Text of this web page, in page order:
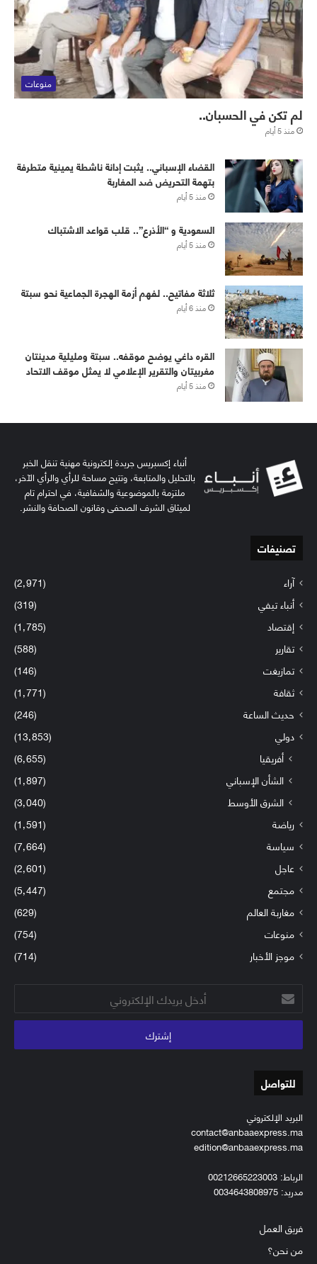
منوعات
لم تكن في الحسبان..
منذ 5 أيام
القضاء الإسباني.. يثبت إدانة ناشطة يمينية متطرفة
بتهمة التحريض ضد المغاربة
منذ 5 أيام
‏⁧‫السعودية‬⁩ و “الأذرع”.. قلب قواعد الاشتباك
منذ 5 أيام
ثلاثة مفاتيح.. لفهم أزمة الهجرة الجماعية نحو سبتة
منذ 6 أيام
القره داغي يوضح موقفه.. سبتة ومليلية مدينتان
مغربيتان والتقرير الإعلامي لا يمثل موقف الاتحاد
منذ 5 أيام
أنباء إكسبريس جريدة إلكترونية مهنية تنقل الخبر
بالتحليل والمتابعة، وتتيح مساحة للرأي والرأي الآخر،
ملتزمة بالموضوعية والشفافية، في احترام تام
لميثاق الشرف الصحفي وقانون الصحافة والنشر.
تصنيفات
آراء
(2٬971)
أنباء تيفي
(319)
إقتصاد
(1٬785)
تقارير
(588)
تمازيغت
(146)
ثقافة
(1٬771)
حديث الساعة
(246)
دولي
(13٬853)
أفريقيا
(6٬655)
الشأن الإسباني
(1٬897)
الشرق الأوسط
(3٬040)
رياضة
(1٬591)
سياسة
(7٬664)
عاجل
(2٬601)
مجتمع
(5٬447)
مغاربة العالم
(629)
منوعات
(754)
موجز الأخبار
(714)
أدخل
بريدك
الإلكتروني
للتواصل
البريد الإلكتروني
contact@anbaaexpress.ma
edition@anbaaexpress.ma
الرباط: 00212665223003
مدريد: 0034643808975
فريق العمل
من نحن؟